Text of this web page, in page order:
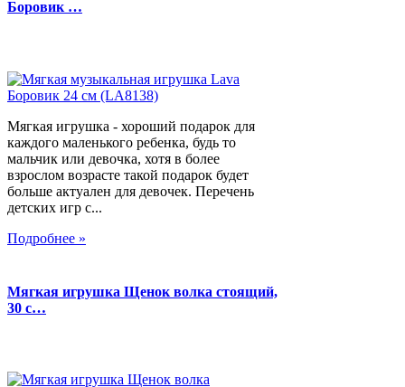
Боровик …
Мягкая игрушка - хороший подарок для
каждого маленького ребенка, будь то
мальчик или девочка, хотя в более
взрослом возрасте такой подарок будет
больше актуален для девочек. Перечень
детских игр с...
Подробнее »
Мягкая игрушка Щенок волка стоящий,
30 с…